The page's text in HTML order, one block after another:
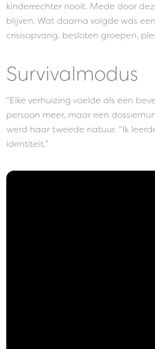
kinderrechter nooit. Mede door
blijven. Wat daarna volgde was
crisisopvang, besloten groepen,
Survivalmodus
“Elke verhuizing voelde als een
persoon meer, maar een
werd haar tweede natuur. “Ik
identiteit.”